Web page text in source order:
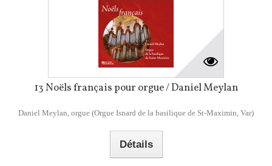
13 Noëls français pour orgue / Daniel Meylan
Daniel Meylan, orgue (Orgue Isnard de la basilique de St-Maximin, Var)
Détails